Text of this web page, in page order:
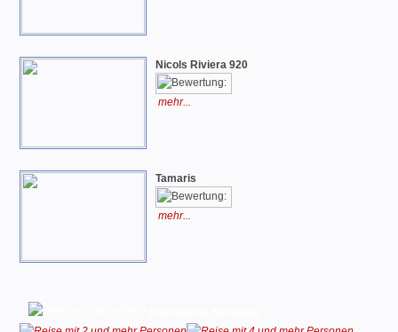
Nicols Riviera 920
mehr...
Tamaris
mehr...